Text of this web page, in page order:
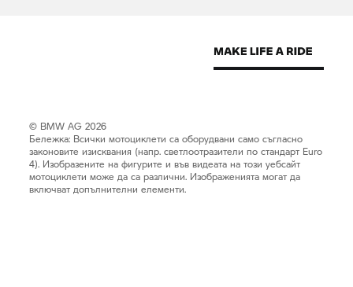
© BMW AG 2026
Бележка: Всички мотоциклети са оборудвани само съгласно
законовите изисквания (напр. светлоотразители по стандарт Euro
4). Изобразените на фигурите и във видеата на този уебсайт
мотоциклети може да са различни. Изображенията могат да
включват допълнителни елементи.